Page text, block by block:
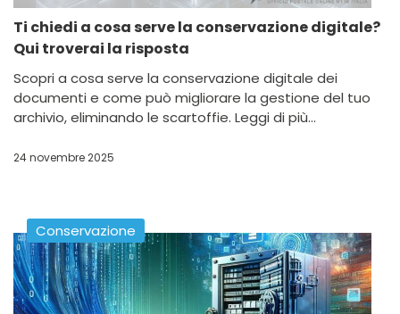
Ti chiedi a cosa serve la conservazione digitale?
Qui troverai la risposta
Scopri a cosa serve la conservazione digitale dei
documenti e come può migliorare la gestione del tuo
archivio, eliminando le scartoffie. Leggi di più...
24 novembre 2025
Conservazione